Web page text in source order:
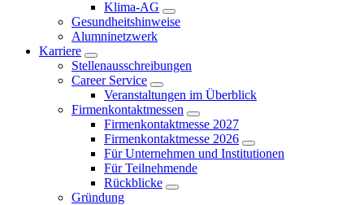
Klima-AG
Gesundheitshinweise
Alumninetzwerk
Karriere
Stellenausschreibungen
Career Service
Veranstaltungen im Überblick
Firmenkontaktmessen
Firmenkontaktmesse 2027
Firmenkontaktmesse 2026
Für Unternehmen und Institutionen
Für Teilnehmende
Rückblicke
Gründung